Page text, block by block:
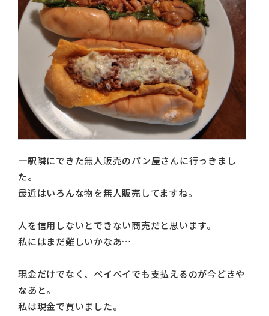
一駅隣にできた無人販売のパン屋さんに行っきまし
た。
最近はいろんな物を無人販売してますね。
人を信用しないとできない商売だと思います。
私にはまだ難しいかなあ…
現金だけでなく、ペイペイでも支払えるのが今どきや
なあと。
私は現金で買いました。